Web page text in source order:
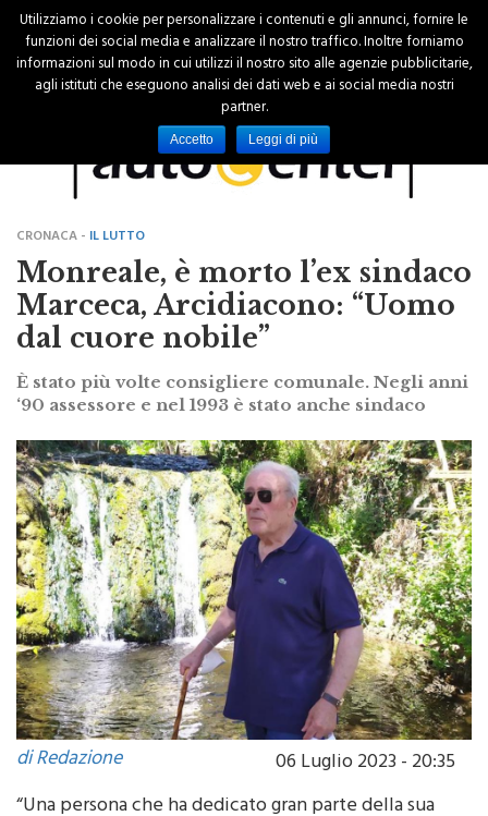
CRONACA -IL LUTTO
Monreale, è morto l’ex sindaco
Marceca, Arcidiacono: “Uomo
dal cuore nobile”
È stato più volte consigliere comunale. Negli anni
di Redazione
06 Luglio 2023 - 20:35
Utilizziamo i cookie per personalizzare i contenuti e gli annunci, fornire le
funzioni dei social media e analizzare il nostro traffico. Inoltre forniamo
informazioni sul modo in cui utilizzi il nostro sito alle agenzie pubblicitarie,
agli istituti che eseguono analisi dei dati web e ai social media nostri
partner.
Accetto Leggi di più